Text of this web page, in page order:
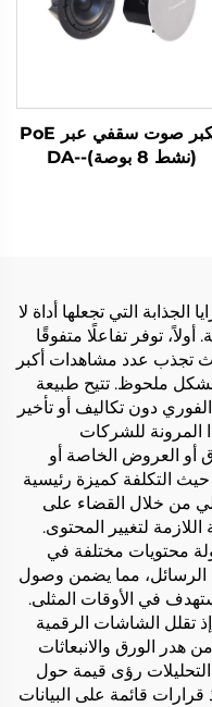
مكبر صوت سقفي عبر PoE
(نشط 8 بوصة)-DA-
الجذابة التي تجعلها أداة لا
أولاً، توفر تفاعلًا متفوقًا
تجذب عدد مشاهدات أكبر
بشكل ملحوظ. تتيح طبيعة
دون تكاليف أو تأخير
المرونة للشركات
أو العروض الخاصة أو
التكلفة كميزة رئيسية
من خلال القضاء على
لتغيير المحتوى.
محتويات مختلفة في
الرسائل، مما يضمن وصول
في الأوقات المثلى.
إذ تقلل الشاشات الرقمية
هدر الورق والانبعاثات
التحليلات رؤى قيمة حول
قائمة على البيانات